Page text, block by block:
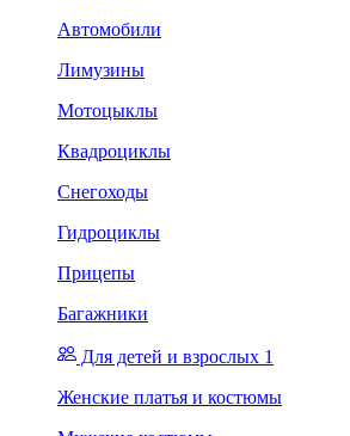
Автомобили
Лимузины
Мотоцыклы
Квадроциклы
Снегоходы
Гидроциклы
Прицепы
Багажники
Для детей и взрослых 1
Женские платья и костюмы